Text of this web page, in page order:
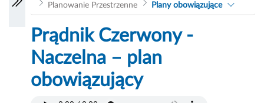
Planowanie Przestrzenne
Plany obowiązujące
Prądnik Czerwony -
Naczelna – plan
obowiązujący